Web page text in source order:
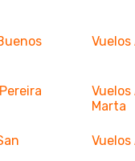
Marta